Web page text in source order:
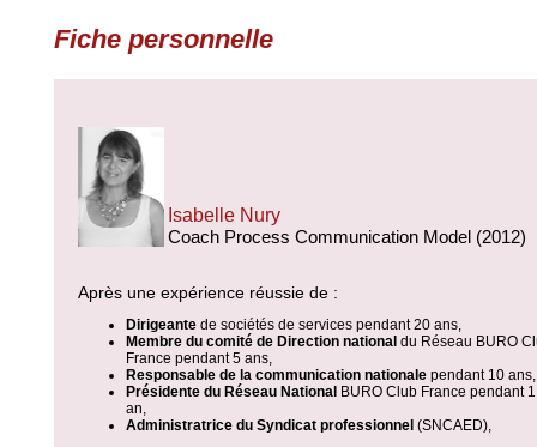
Fiche personnelle
Isabelle Nury
Coach Process Communication Model (2012)
Après une expérience réussie de :
Dirigeante de sociétés de services pendant 20 ans,
Membre du comité de Direction national du Réseau BURO
France pendant 5 ans,
Responsable de la communication nationale pendant 10 ans,
Présidente du Réseau National BURO Club France pendant 1
an,
Administratrice du Syndicat professionnel (SNCAED),